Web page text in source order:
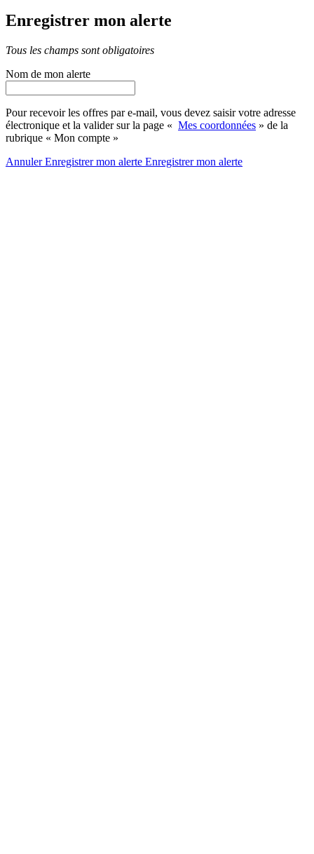
Enregistrer mon alerte
Tous les champs sont obligatoires
Nom de mon alerte
Pour recevoir les offres par e-mail, vous devez saisir votre adresse
électronique et la valider sur la page « Mes coordonnées » de la
rubrique « Mon compte »
AnnulerEnregistrer mon alerte Enregistrermon alerte